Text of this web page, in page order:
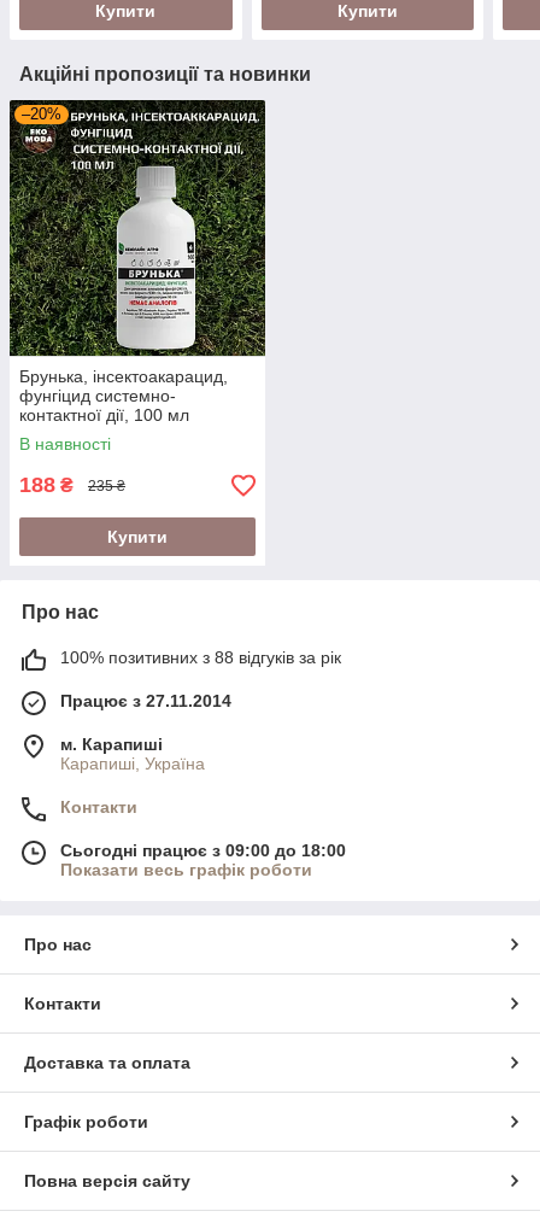
Купити Купити
Акційні пропозиції та новинки
–20%
Брунька, інсектоакарацид,
фунгіцид системно-
контактної дії, 100 мл
В наявності
188 ₴ 235 ₴
Купити
Про нас
100% позитивних з 88 відгуків за рік
Працює з 27.11.2014
м. Карапиші
Карапиші, Україна
Контакти
Сьогодні працює з 09:00 до 18:00
Показати весь графік роботи
Про нас
Контакти
Доставка та оплата
Графік роботи
Повна версія сайту